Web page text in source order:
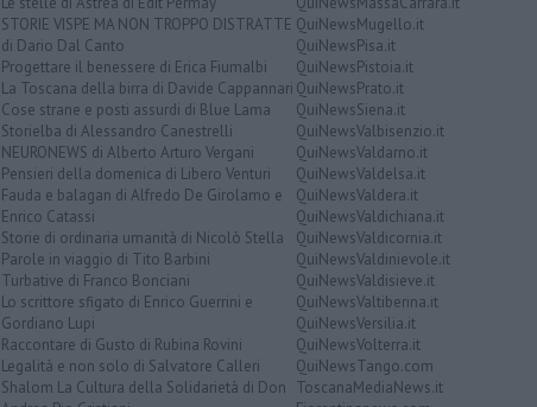
STORIE VISPE MA NON TROPPO DISTRATTE
di Dario Dal Canto
Progettare il benessere di Erica Fiumalbi
La Toscana della birra di Davide Cappannari
Cose strane e posti assurdi di Blue Lama
Storielba di Alessandro Canestrelli
NEURONEWS di Alberto Arturo Vergani
Pensieri della domenica di Libero Venturi
Fauda e balagan di Alfredo De Girolamo e
Enrico Catassi
Storie di ordinaria umanità di Nicolò Stella
Parole in viaggio di Tito Barbini
Turbative di Franco Bonciani
Lo scrittore sfigato di Enrico Guerrini e
Gordiano Lupi
Raccontare di Gusto di Rubina Rovini
Legalità e non solo di Salvatore Calleri
Shalom La Cultura della Solidarietà di Don
QuiNewsMugello.it
QuiNewsPisa.it
QuiNewsPistoia.it
QuiNewsPrato.it
QuiNewsSiena.it
QuiNewsValbisenzio.it
QuiNewsValdarno.it
QuiNewsValdelsa.it
QuiNewsValdera.it
QuiNewsValdichiana.it
QuiNewsValdicornia.it
QuiNewsValdinievole.it
QuiNewsValdisieve.it
QuiNewsValtiberina.it
QuiNewsVersilia.it
QuiNewsVolterra.it
QuiNewsTango.com
ToscanaMediaNews.it